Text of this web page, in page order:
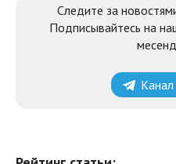
Следите за
Подписывайтесь на